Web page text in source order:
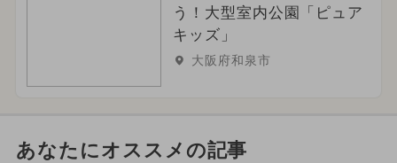
う！大型室内公園「ピュア
キッズ」
大阪府和泉市
あなたにオススメの記事